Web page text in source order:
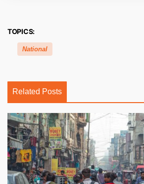
TOPICS:
National
Related Posts